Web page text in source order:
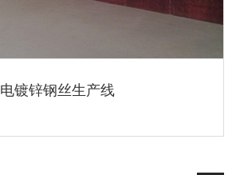
电镀锌钢丝生产线